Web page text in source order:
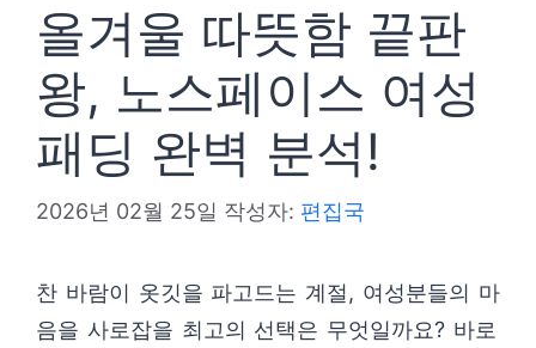
올겨울 따뜻함 끝판
왕, 노스페이스 여성
패딩 완벽 분석!
2026년 02월 25일 작성자: 편집국
찬 바람이 옷깃을 파고드는 계절, 여성분들의 마
음을 사로잡을 최고의 선택은 무엇일까요? 바로